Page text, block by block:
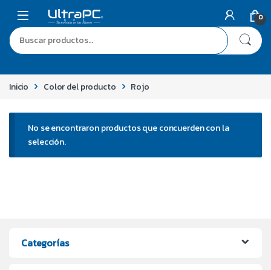
0
Inicio Color del producto Rojo
No se encontraron productos que concuerden con la
selección.
Categorías